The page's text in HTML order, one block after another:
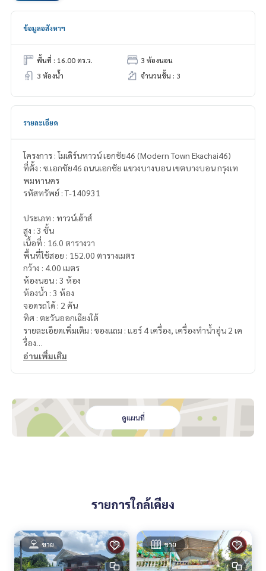
ข้อมูลอสังหาฯ
พื้นที่ : 16.00 ตร.ว.
3 ห้องนอน
3 ห้องน้ำ
จำนวนชั้น : 3
รายละเอียด
โครงการ : โมเดิร์นทาวน์ เอกชัย46 (Modern Town Ekachai46)
ที่ตั้ง : ซ.เอกชัย46 ถนนเอกชัย แขวงบางบอน เขตบางบอน กรุงเท
พมหานคร
รหัสทรัพย์ : T-140931
ประเภท : ทาวน์เฮ้าส์
สูง : 3 ชั้น
เนื้อที่ : 16.0 ตารางวา
พื้นที่ใช้สอย : 152.00 ตารางเมตร
กว้าง : 4.00 เมตร
ห้องนอน : 3 ห้อง
ห้องน้ำ : 3 ห้อง
จอดรถได้ : 2 คัน
ทิศ : ตะวันออกเฉียงใต้
รายละเอียดเพิ่มเติม : ของแถม : แอร์ 4 เครื่อง, เครื่องทำน้ำอุ่น 2 เค
รื่อง
0.43832635
**เรามีบริการจัดสินเชื่อให้ฟรี พร้อมยินดีให้คำปรึกษา มีให้เลือกทุ
มนต์ (รหัสตัวแทน 7574)
Callcenter :02-047-4282
สนใจดูทรัพย์อื่นๆ เพิ่มเติม มากกว่า 3,000 รายการ
อ่านเพิ่มเติม
ดูแผนที่
รายการใกล้เคียง
ขาย ขาย